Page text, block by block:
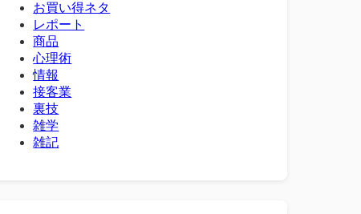
お買い得ネタ
レポート
商品
心理術
情報
接客業
裏技
雑学
雑記